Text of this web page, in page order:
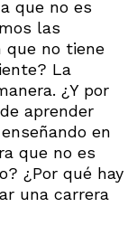
que no es
las
que no tiene
La
¿Y por
aprender
en
que no es
¿Por qué hay
una carrera